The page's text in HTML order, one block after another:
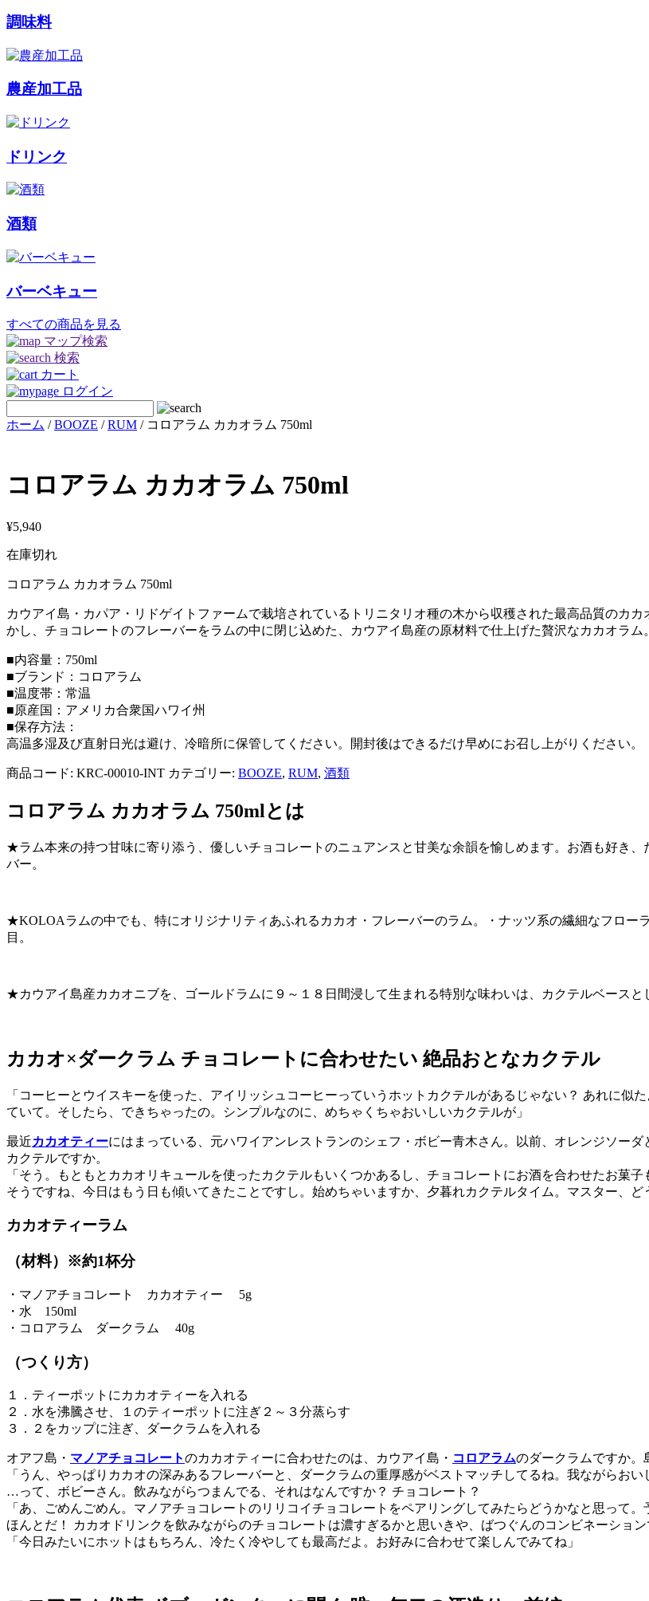
調味料
農産加工品
ドリンク
酒類
バーベキュー
すべての商品を見る
マップ検索
検索
カート
ログイン
ホーム /BOOZE /RUM / コロアラム カカオラム 750ml
コロアラム カカオラム 750ml
¥5,940
在庫切れ
コロアラム カカオラム 750ml
カウアイ島・カパア・リドゲイトファームで栽培されているトリニタリオ種の木から収穫された最高品質のカ
かし、チョコレートのフレーバーをラムの中に閉じ込めた、カウアイ島産の原材料で仕上げた贅沢なカカオラム。
■内容量：750ml
■ブランド：コロアラム
■温度帯：常温
■原産国：アメリカ合衆国ハワイ州
■保存方法：
高温多湿及び直射日光は避け、冷暗所に保管してください。開封後はできるだけ早めにお召し上がりください。
商品コード: KRC-00010-INT カテゴリー: BOOZE, RUM, 酒類
コロアラム カカオラム 750ml とは
★ラム本来の持つ甘味に寄り添う、優しいチョコレートのニュアンスと甘美な余韻を愉しめます。お酒も好き
バー。
★KOLOAラムの中でも、特にオリジナリティあふれるカカオ・フレーバーのラム。・ナッツ系の繊細なフロー
目。
★カウアイ島産カカオニブを、ゴールドラムに９～１８日間浸して生まれる特別な味わいは、カクテルベース
カカオ×ダークラム チョコレートに合わせたい 絶品おとなカクテル
「コーヒーとウイスキーを使った、アイリッシュコーヒーっていうホットカクテルがあるじゃない？ あれに似
ていて。そしたら、できちゃったの。シンプルなのに、めちゃくちゃおいしいカクテルが」
最近カカオティーにはまっている、元ハワイアンレストランのシェフ・ボビー青木さん。以前、オレンジソーダ
カクテルですか。
「そう。もともとカカオリキュールを使ったカクテルもいくつかあるし、チョコレートにお酒を合わせたお菓子
そうですね、今日はもう日も傾いてきたことですし。始めちゃいますか、夕暮れカクテルタイム。マスター、ど
カカオティーラム
（材料）※約1杯分
・マノアチョコレート カカオティー 5g
・水 150ml
・コロアラム ダークラム 40g
（つくり方）
１．ティーポットにカカオティーを入れる
２．水を沸騰させ、１のティーポットに注ぎ２～３分蒸らす
３．２をカップに注ぎ、ダークラムを入れる
オアフ島・ マノアチョコレートのカカオティーに合わせたのは、カウアイ島・ コロアラムのダークラムですか。
「うん、やっぱりカカオの深みあるフレーバーと、ダークラムの重厚感がベストマッチしてるね。我ながらおい
…って、ボビーさん。飲みながらつまんでる、それはなんですか？ チョコレート？
「あ、ごめんごめん。マノアチョコレートのリリコイチョコレートをペアリングしてみたらどうかなと思って。
ほんとだ！ カカオドリンクを飲みながらのチョコレートは濃すぎるかと思いきや、ばつぐんのコンビネーション
「今日みたいにホットはもちろん、冷たく冷やしても最高だよ。お好みに合わせて楽しんでみてね」